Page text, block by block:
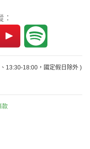
13:30-18:00，國定假日除外 )
款